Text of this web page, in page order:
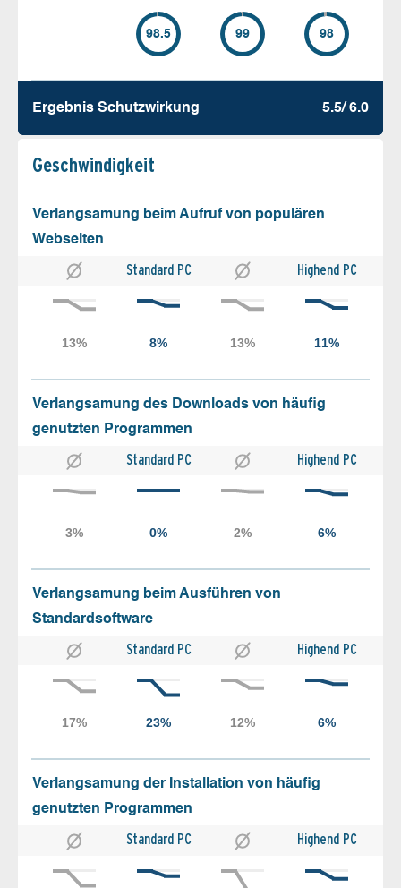
98.5 99 98
Ergebnis Schutz­wirkung 5.5/ 6.0
Geschw­indigkeit
Verlangsamung beim Aufruf von populären
Webseiten
Standard PC Highend PC
Verlangsamung des Downloads von häufig
genutzten Programmen
Standard PC Highend PC
Verlangsamung beim Ausführen von
Standardsoftware
Standard PC Highend PC
Verlangsamung der Installation von häufig
genutzten Programmen
Standard PC Highend PC